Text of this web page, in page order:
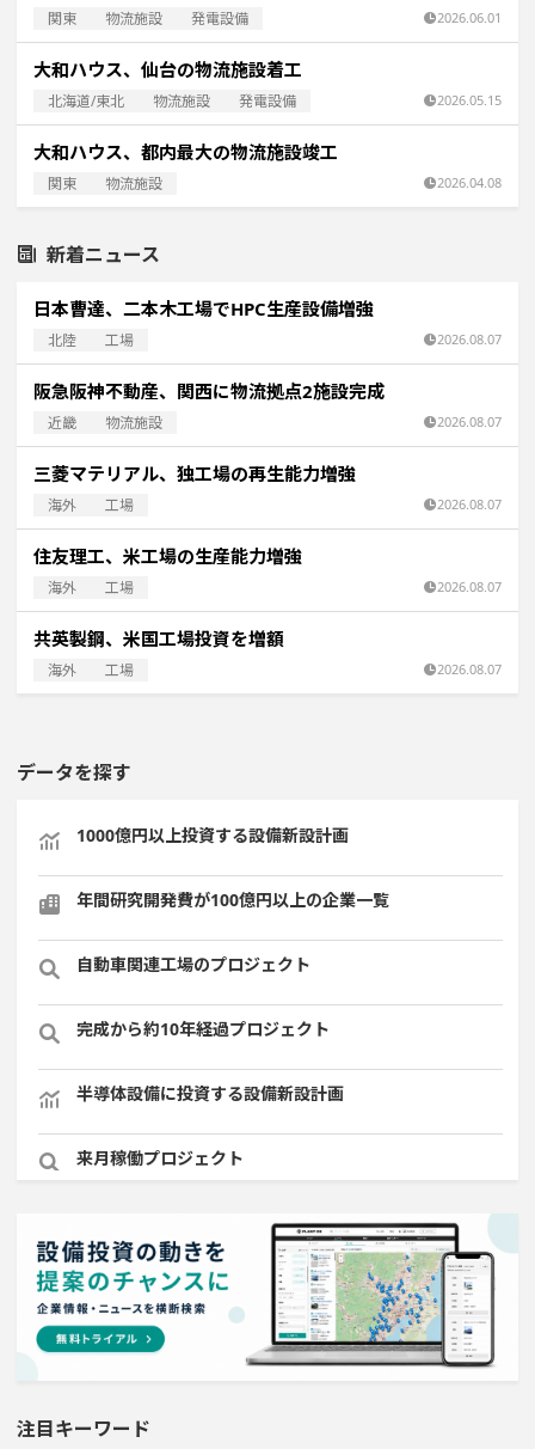
関東 物流施設 発電設備 2026.06.01
大和ハウス、仙台の物流施設着工
北海道/東北 物流施設 発電設備 2026.05.15
大和ハウス、都内最大の物流施設竣工
関東 物流施設 2026.04.08
新着ニュース
日本曹達、二本木工場でHPC生産設備増強
北陸 工場 2026.08.07
阪急阪神不動産、関西に物流拠点2施設完成
近畿 物流施設 2026.08.07
三菱マテリアル、独工場の再生能力増強
海外 工場 2026.08.07
住友理工、米工場の生産能力増強
海外 工場 2026.08.07
共英製鋼、米国工場投資を増額
海外 工場 2026.08.07
データを探す
1000億円以上投資する設備新設計画
年間研究開発費が100億円以上の企業一覧
自動車関連工場のプロジェクト
完成から約10年経過プロジェクト
半導体設備に投資する設備新設計画
来月稼働プロジェクト
直近3か月以内に着手する設備新設計画
純利益が10億円以上の企業一覧
来月完成プロジェクト
完成から約5年経過プロジェクト
注目キーワード